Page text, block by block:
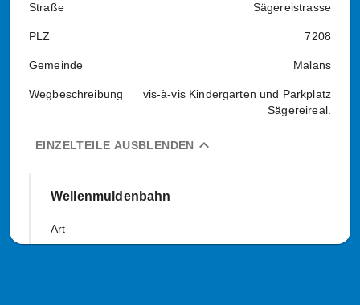
Straße Sägereistrasse
PLZ 7208
Gemeinde Malans
Wegbeschreibung
vis-à-vis Kindergarten und Parkplatz
Sägereireal.
expand_less
EINZELTEILE AUSBLENDEN
Wellenmuldenbahn
Art